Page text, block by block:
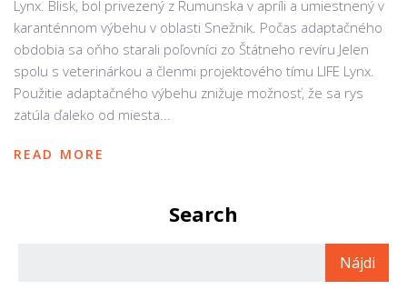
Lynx. Blisk, bol privezený z Rumunska v apríli a umiestnený v
karanténnom výbehu v oblasti Snežnik. Počas adaptačného
obdobia sa oňho starali poľovníci zo Štátneho revíru Jelen
spolu s veterinárkou a členmi projektového tímu LIFE Lynx.
Použitie adaptačného výbehu znižuje možnosť, že sa rys
zatúla ďaleko od miesta...
READ MORE
Search